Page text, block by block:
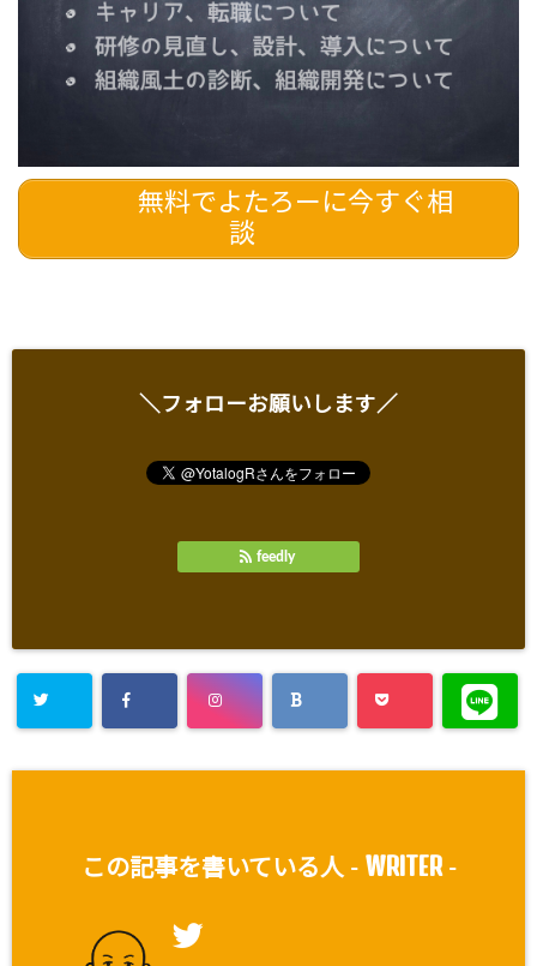
無料でよたろーに今すぐ相
談
＼フォローお願いします／
feedly
この記事を書いている人 - WRITER-